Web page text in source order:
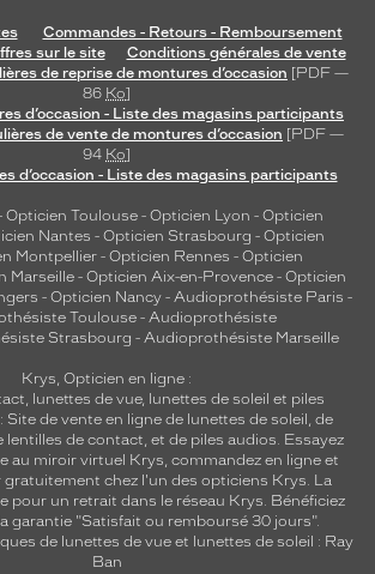
Commandes - Retours - Remboursement
sur le site
Conditions générales de vente
de reprise de montures d’occasion [PDF —
86 Ko]
d’occasion - Liste des magasins participants
de vente de montures d’occasion [PDF —
94 Ko]
d’occasion - Liste des magasins participants
Opticien Toulouse- Opticien Lyon - Opticien
Nantes - Opticien Strasbourg - Opticien
Montpellier - Opticien Rennes - Opticien
Marseille - Opticien Aix-en-Provence - Opticien
- Opticien Nancy - Audioprothésiste Paris -
Toulouse- Audioprothésiste
Strasbourg - Audioprothésiste Marseille
Krys, Opticien en ligne :
lunettes de vue, lunettes de soleil et piles
Site de vente en ligne de lunettes de soleil, de
lentilles de contact , et de piles audios. Essayez
au miroir virtuel Krys, commandez en ligne et
gratuitement chez l'un des opticiens Krys. La
pour un retrait dans le réseau Krys. Bénéficiez
garantie "Satisfait ou remboursé 30 jours".
de lunettes de vue et lunettes de soleil : Ray
Ban